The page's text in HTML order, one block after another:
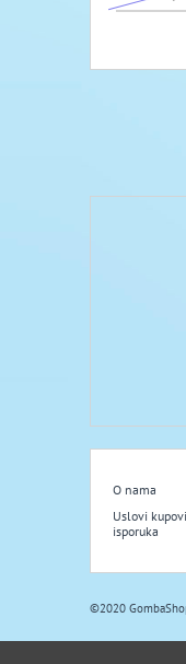
O nama
Uslovi
isporuka
©2020